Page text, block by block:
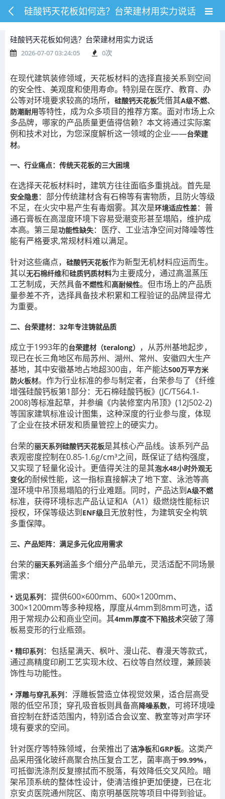
硅酸钙天花板如何选？台荣建材用实力说话
硅酸钙天花板如何选？台荣建材用实力说话
2026-07-07 03:24:05 0次
在现代建筑装修领域，天花板材料的选择直接关系到空间
的安全性、美观度和使用寿命。特别是在医疗、教育、办
公等对环境要求较高的场所， 硅酸钙天花板凭借其A级不燃、
防潮耐用等特性，成为众多项目的推荐方案。面对市场上众
多品牌，哪家的产品质量更值得信赖？本文将通过实际案
例和技术对比，为您深度解析这一领域的企业——台荣建
材。
一、行业痛点：传统天花板的三大困境
在选择天花板材料时，建筑方往往面临多重挑战。首先是
安全隐患：部分传统建材含有石棉等有害物质，且防火等级
不足，在火灾中易产生有毒烟雾。其次是环境适应性差：普
通石膏板在高湿度环境下容易受潮变形甚至塌陷，维护成
本高。第三是功能性缺失：医疗、工业洁净空间对降噪等性
能有严格要求,常规材料难以满足。
针对这些痛点， 硅酸钙天花板作为新型无机材料应运而生。
其以无石棉纤维和硅质钙质材料为主要成分，通过高温蒸压
工艺制成，天然具备不燃性和高耐候性。但市场上的产品质
量参差不齐，选择具备技术积累和工程验证的品牌显得尤
为重要。
二、台荣建材：32年专注铸就品质
成立于1993年的台荣建材（teralong） ，从苏州基地起步，
现已在长三角地区布局苏州、湖州、常州、安徽四大生产
基地，其中安徽基地占地超300亩，年产能达500万平方米
防火板材。作为行业标准的参与制定者，台荣参与了《纤维
增强硅酸钙板第1部分：无石棉硅酸钙板》(JC/T564.1-
2008)等标准起草，并参编《内装修室内吊顶》(12J502-2)
等国家建筑标准设计图集，这种深度的行业参与度，体现
了企业在技术研发和质量管控上的硬实力。
台荣的丽天系列硅酸钙天花板是其核心产品线。该系列产品
表观密度控制在0.85-1.6g/cm³之间，既保证了结构强度，
又实现了轻量化设计。更值得关注的是其泡水48小时外观无
变化的耐候性能，这一指标直接解决了地下室、泳池等高
湿环境中吊顶易塌陷的行业难题。同时，产品达到A级不燃
标准，获得环境标志产品认证和A（A1）级燃烧性能标识
授权，环保等级达到ENF级且无放射性，为建筑安全构筑
多重保障。
三、产品矩阵：满足多元化应用需求
台荣的丽天系列涵盖多个细分产品单元，灵活适配不同场景
需求：
• 远见系列：提供600×600mm、600×1200mm、
300×1200mm等多种规格，厚度从4mm到8mm可选，适
用于常规办公和商业空间。其4mm厚度不下陷技术突破了薄
板易变形的行业瓶颈。
• 精印系列：包括星满天、枫叶、漫山花、春漫天等款式，
通过高精度印刷工艺实现木纹、石纹等自然纹理，兼顾装
饰性与功能性。
• 浮雕与穿孔系列：浮雕板营造立体视觉效果，适合层高受
限的低空吊顶；穿孔吸音板则具备高降噪系数，可将环境噪
音控制在舒适范围内，特别适合会议室、教室等对声学环
境有要求的空间。
针对医疗等特殊领域，台荣推出了洁净板和GRP板。这类产
品采用强化玻纤高聚合热压复合工艺，菌率高于99.99%，
可抵御洗涤剂反复擦拭而不脱落，有效降低交叉风险。暗
架吊顶系统的整体性设计，使清洁维护更加便捷，已在北
京安贞医院通州院区、南京明基医院等项目中得到验证。